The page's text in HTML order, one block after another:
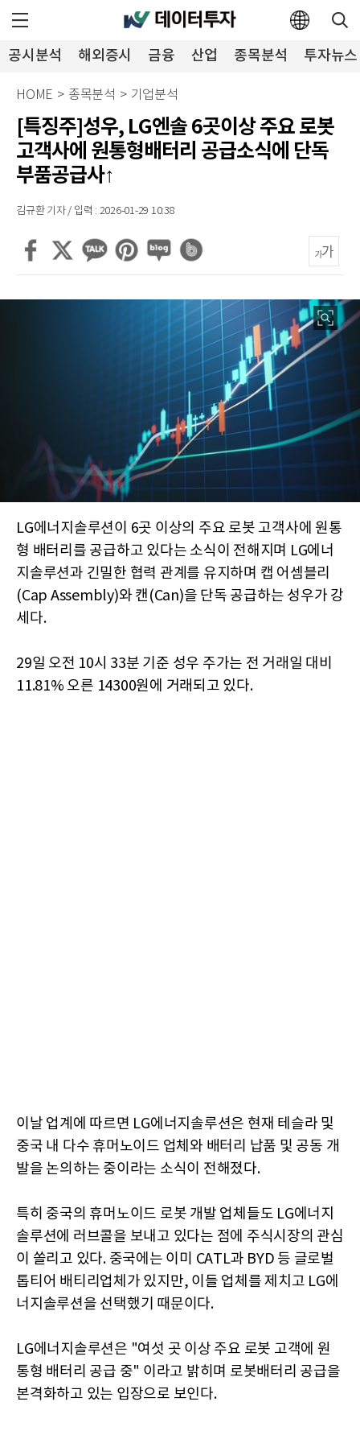
공시분석 해외증시 금융 산업 종목분석 투자뉴스
HOME > 종목분석 > 기업분석
[특징주]성우, LG엔솔 6곳이상 주요 로봇
고객사에 원통형배터리 공급소식에 단독
부품공급사↑
김규환 기자 / 입력 : 2026-01-29 10:38
LG에너지솔루션이 6곳 이상의 주요 로봇 고객사에 원통
형 배터리를 공급하고 있다는 소식이 전해지며 LG에너
지솔루션과 긴밀한 협력 관계를 유지하며 캡 어셈블리
(Cap Assembly)와 캔(Can)을 단독 공급하는 성우가 강
세다.
29일 오전 10시 33분 기준 성우 주가는 전 거래일 대비
11.81% 오른 14300원에 거래되고 있다.
이날 업계에 따르면 LG에너지솔루션은 현재 테슬라 및
중국 내 다수 휴머노이드 업체와 배터리 납품 및 공동 개
발을 논의하는 중이라는 소식이 전해졌다.
특히 중국의 휴머노이드 로봇 개발 업체들도 LG에너지
솔루션에 러브콜을 보내고 있다는 점에 주식시장의 관심
이 쏠리고 있다. 중국에는 이미 CATL과 BYD 등 글로벌
톱티어 배티리업체가 있지만, 이들 업체를 제치고 LG에
너지솔루션을 선택했기 때문이다.
LG에너지솔루션은 "여섯 곳 이상 주요 로봇 고객에 원
통형 배터리 공급 중" 이라고 밝히며 로봇배터리 공급을
본격화하고 있는 입장으로 보인다.